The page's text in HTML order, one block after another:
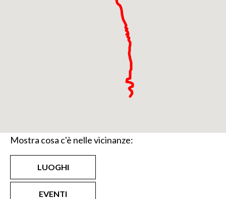
Mostra cosa c'è nelle vicinanze:
LUOGHI
EVENTI